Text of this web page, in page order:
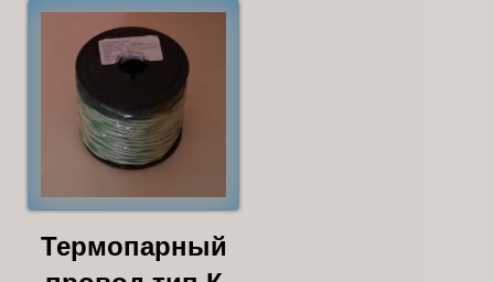
Термопарный